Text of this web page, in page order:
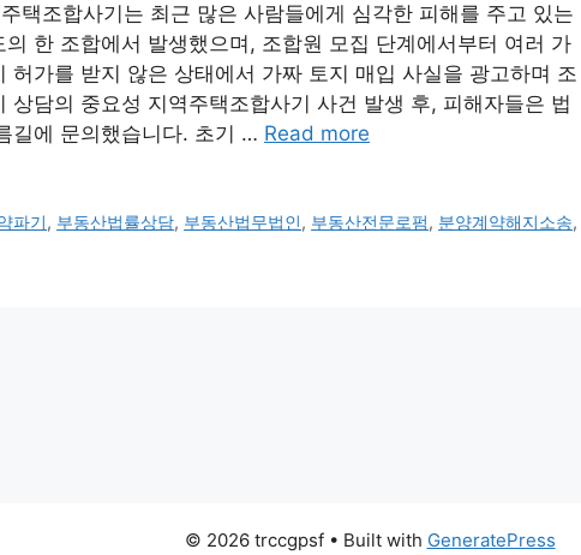
택조합사기는 최근 많은 사람들에게 심각한 피해를 주고 있는
한 조합에서 발생했으며, 조합원 모집 단계에서부터 여러 가
허가를 받지 않은 상태에서 가짜 토지 매입 사실을 광고하며 조
상담의 중요성 지역주택조합사기 사건 발생 후, 피해자들은 법
길에 문의했습니다. 초기 … Read more
파기, 부동산법률상담, 부동산법무법인, 부동산전문로펌, 분양계약해지소송,
© 2026 trccgpsf• Built with GeneratePress